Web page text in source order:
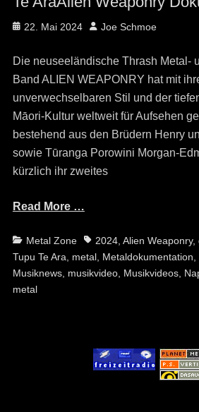
Posted
22. Mai 2024 Author
Joe Schmoe
Die neuseeländische Thrash Metal-
Band ALIEN WEAPONRY hat mit
unverwechselbaren Stil und der
Māori-Kultur weltweit für Aufsehen
bestehend aus den Brüdern Henry
sowie Tūranga Porowini Morgan-
kürzlich ihr zweites
Read More …
Categories
Metal Zone Tags2024, Alien Weaponry,
Tupu Te Ara
metal, Metaldokumentation
Musiknews, musikvideo, Musikvideos,
metal